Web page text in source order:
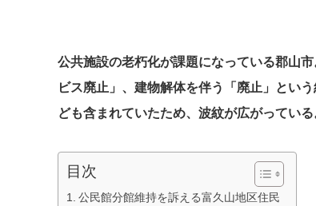
公共施設の老朽化が課題になっている郡山
ビス廃止」、建物解体を伴う「廃止」とい
ども含まれていたため、波紋が広がっている
目次
公民館分館維持を訴える富久山地区住民